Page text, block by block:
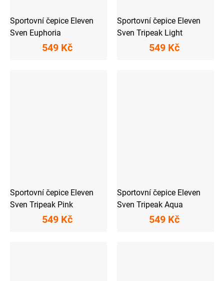
Sportovní čepice Eleven
Sven Euphoria
549 Kč
Sportovní čepice Eleven
Sven Tripeak Light
549 Kč
Sportovní čepice Eleven
Sven Tripeak Pink
549 Kč
Sportovní čepice Eleven
Sven Tripeak Aqua
549 Kč